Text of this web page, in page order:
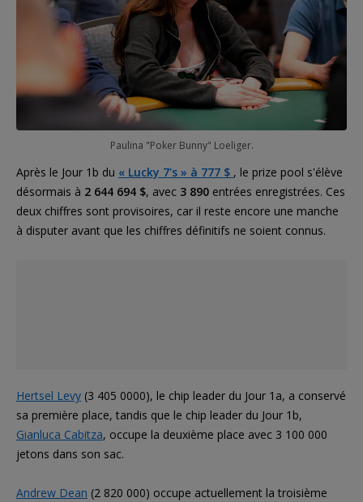
Paulina "Poker Bunny" Loeliger.
Après le Jour 1b du « Lucky 7's » à 777 $ , le prize pool s'élève
désormais à 2 644 694 $, avec 3 890 entrées enregistrées. Ces
deux chiffres sont provisoires, car il reste encore une manche
à disputer avant que les chiffres définitifs ne soient connus.
Hertsel Levy (3 405 0000), le chip leader du Jour 1a, a conservé
sa première place, tandis que le chip leader du Jour 1b,
Gianluca Cabitza, occupe la deuxième place avec 3 100 000
jetons dans son sac.
Andrew Dean (2 820 000) occupe actuellement la troisième